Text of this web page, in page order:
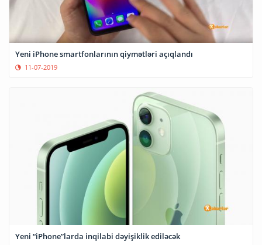
Yeni iPhone smartfonlarının qiymətləri açıqlandı
11-07-2019
Yeni “iPhone”larda inqilabi dəyişiklik ediləcək